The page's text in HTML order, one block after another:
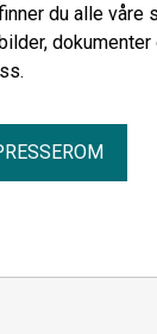
du alle våre
dokumenter